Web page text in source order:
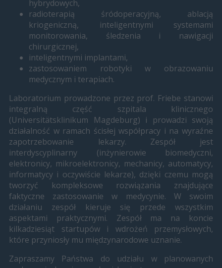
hybrydowych,
radioterapią śródoperacyjną, ablacją
kriogeniczną, inteligentnymi systemami
monitorowania, śledzenia i nawigacji
chirurgicznej,
inteligentnymi implantami,
zastosowaniem robotyki w obrazowaniu
medycznym i terapiach.
Laboratorium prowadzone przez prof. Friebe stanowi
integralną część szpitala klinicznego
(Universitätsklinikum Magdeburg) i prowadzi swoją
działalność w ramach ścisłej współpracy i na wyraźne
zapotrzebowanie lekarzy. Zespół jest
interdyscyplinarny (inżynierowie biomedyczni,
elektronicy, mikroelektronicy, mechanicy, automatycy,
informatycy i oczywiście lekarze), dzięki czemu mogą
tworzyć kompleksowe rozwiązania znajdujące
faktyczne zastosowanie w medycynie. W swoim
działaniu zespół kieruje się przede wszystkim
aspektami praktycznymi. Zespół ma na koncie
kilkadziesiąt startupów i wdrożeń przemysłowych,
które przyniosły mu międzynarodowe uznanie.
Zapraszamy Państwa do udziału w planowanych